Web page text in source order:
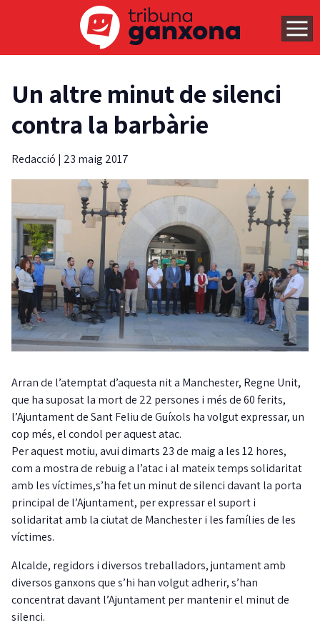
Un altre minut de silenci
contra la barbàrie
Redacció | 23 maig 2017
Arran de l’atemptat d’aquesta nit a Manchester, Regne Unit,
que ha suposat la mort de 22 persones i més de 60 ferits,
l’Ajuntament de Sant Feliu de Guíxols ha volgut expressar, un
cop més, el condol per aquest atac.
Per aquest motiu, avui dimarts 23 de maig a les 12 hores,
com a mostra de rebuig a l’atac i al mateix temps solidaritat
amb les víctimes,s’ha fet un minut de silenci davant la porta
principal de l’Ajuntament, per expressar el suport i
solidaritat amb la ciutat de Manchester i les famílies de les
víctimes.
Alcalde, regidors i diversos treballadors, juntament amb
diversos ganxons que s’hi han volgut adherir, s’han
concentrat davant l’Ajuntament per mantenir el minut de
silenci.